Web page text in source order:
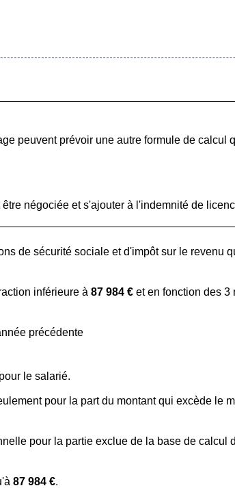
peuvent prévoir une autre formule de calcul
négociée et s'ajouter à l'indemnité de
de sécurité sociale et d'impôt sur le revenu
inférieure à 87 984 € et en fonction des 3
précédente
pour le salarié.
pour la part du montant qui excède le
pour la partie exclue de la base de calcul
87 984 €.